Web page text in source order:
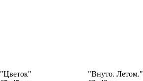
"Цветок"
"Внуто. Летом."